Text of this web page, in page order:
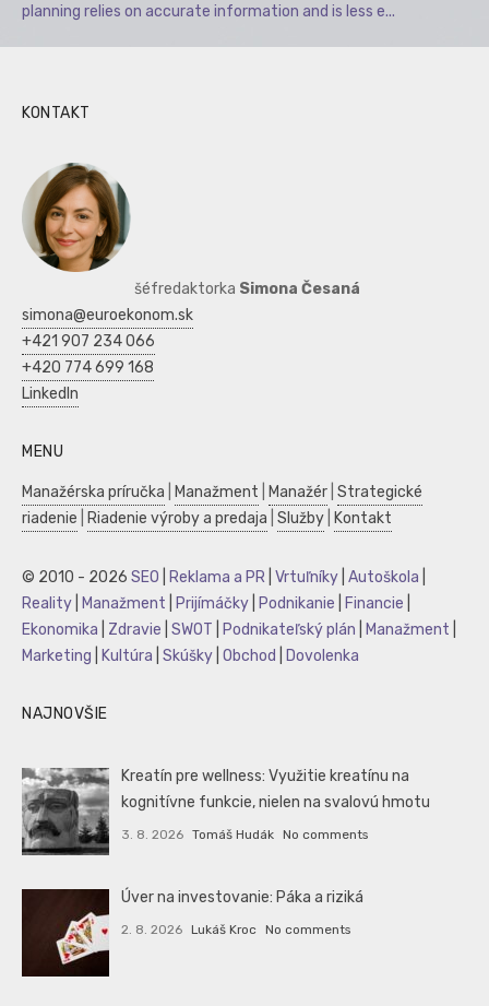
planning relies on accurate information and is less e...
KONTAKT
šéfredaktorka Simona Česaná
simona@euroekonom.sk
+421 907 234 066
+420 774 699 168
LinkedIn
MENU
Manažérska príručka Manažment Manažér Strategické
riadenie
Riadenie výroby a predaja Služby Kontakt
© 2010 - 2026 SEO Reklama a PR Vrtuľníky Autoškola
Reality
Manažment Prijímáčky Podnikanie Financie
Ekonomika
Zdravie SWOT Podnikateľský plán Manažment
Marketing
Kultúra Skúšky Obchod Dovolenka
NAJNOVŠIE
Kreatín pre wellness: Využitie kreatínu na
kognitívne funkcie, nielen na svalovú hmotu
3. 8. 2026 Tomáš Hudák No comments
Úver na investovanie: Páka a riziká
2. 8. 2026 Lukáš Kroc No comments